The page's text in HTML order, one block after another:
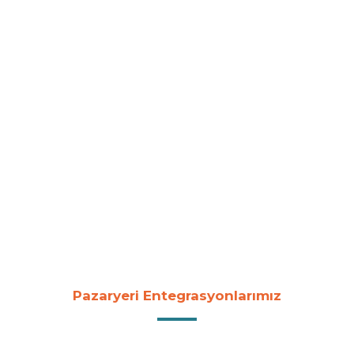
Pazaryeri Entegrasyonlarımız